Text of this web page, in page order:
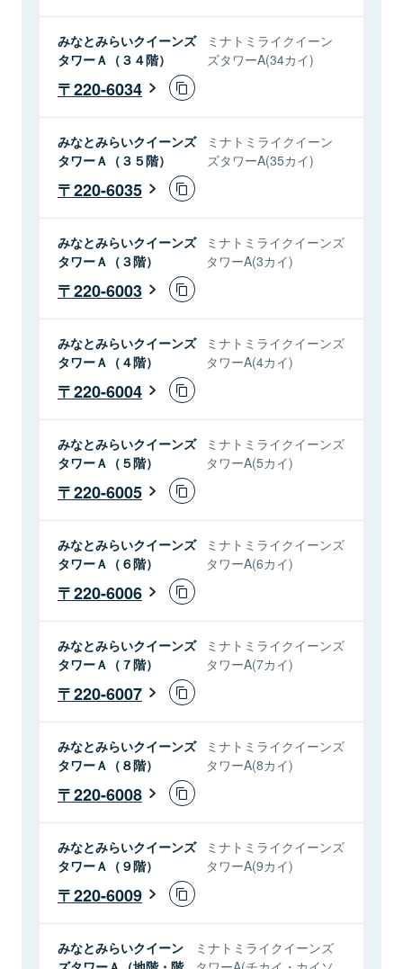
みなとみらいクイーンズ
タワーＡ（３４階）
ミナトミライクイーン
ズタワーA(34カイ)
220-6034
みなとみらいクイーンズ
タワーＡ（３５階）
ミナトミライクイーン
ズタワーA(35カイ)
220-6035
みなとみらいクイーンズ
タワーＡ（３階）
ミナトミライクイーンズ
タワーA(3カイ)
220-6003
みなとみらいクイーンズ
タワーＡ（４階）
ミナトミライクイーンズ
タワーA(4カイ)
220-6004
みなとみらいクイーンズ
タワーＡ（５階）
ミナトミライクイーンズ
タワーA(5カイ)
220-6005
みなとみらいクイーンズ
タワーＡ（６階）
ミナトミライクイーンズ
タワーA(6カイ)
220-6006
みなとみらいクイーンズ
タワーＡ（７階）
ミナトミライクイーンズ
タワーA(7カイ)
220-6007
みなとみらいクイーンズ
タワーＡ（８階）
ミナトミライクイーンズ
タワーA(8カイ)
220-6008
みなとみらいクイーンズ
タワーＡ（９階）
ミナトミライクイーンズ
タワーA(9カイ)
220-6009
みなとみらいクイーン
ミナトミライクイーンズ